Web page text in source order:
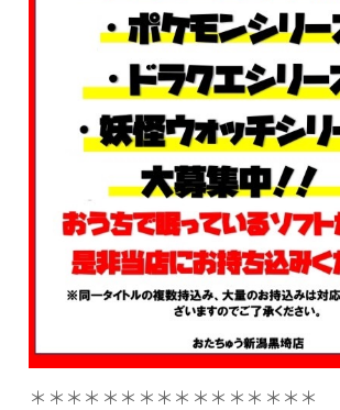
＊＊＊＊＊＊＊＊＊＊＊＊＊＊＊＊